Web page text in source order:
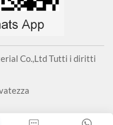
Co.,Ltd Tutti i diritti